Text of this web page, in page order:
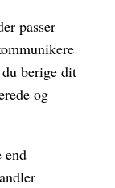
passer
berige dit
og
end